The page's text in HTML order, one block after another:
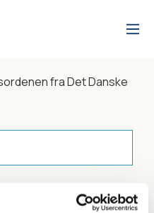
fra Det Danske